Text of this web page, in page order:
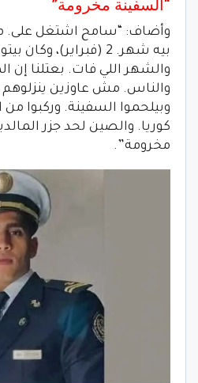
“السفينة مخرومة”
وأضاف: “سامح اشتغل على.
بيه شهر. 2 (فبراير)،
والشهر اللي فات. بعتلنا إن
والناس. مش عاوزين
وبيلحموا السفينة. وركبوا من
كوريا. والصين لحد جزر
مخرومة”.